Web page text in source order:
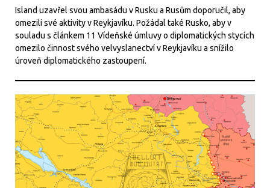
Island uzavřel svou ambasádu v Rusku a Rusům doporučil, aby
omezili své aktivity v Reykjavíku. Požádal také Rusko, aby v
souladu s článkem 11 Vídeňské úmluvy o diplomatických stycích
omezilo činnost svého velvyslanectví v Reykjavíku a snížilo
úroveň diplomatického zastoupení.